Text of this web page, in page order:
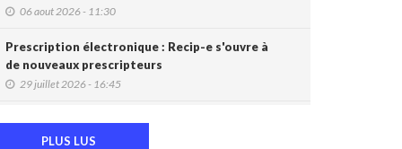
06 aout 2026 - 11:30
Prescription électronique : Recip-e s'ouvre à
de nouveaux prescripteurs
29 juillet 2026 - 16:45
accès non autorisés (Ordre)
PLUS LUS